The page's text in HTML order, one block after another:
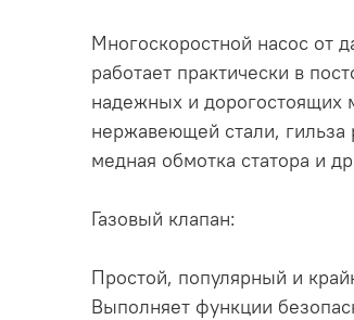
Многоскоростной насос от
работает практически в
надежных и дорогостоящих
нержавеющей стали, гильза
медная обмотка статора и
Газовый клапан:
Простой, популярный и
Выполняет функции